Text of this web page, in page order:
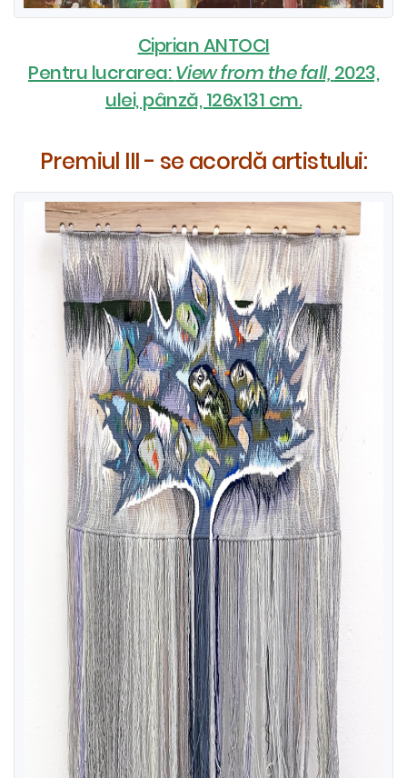
Ciprian ANTOCI
Pentru lucrarea:View from the fall, 2023,
ulei, pânză, 126x131 cm.
Premiul III - se acordă artistului: